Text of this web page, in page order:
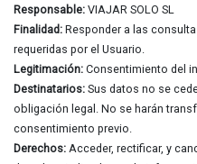
Responsable: VIAJAR SOLO SL
Finalidad: Responder a las
requeridas por el Usuario.
Legitimación: Consentimiento del
Destinatarios: Sus datos no se
obligación legal. No se harán
consentimiento previo.
Derechos: Acceder, rectificar, y